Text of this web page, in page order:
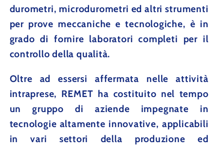
durometri, microdurometri ed altri strumenti
per prove meccaniche e tecnologiche, è in
grado di fornire laboratori completi per il
controllo della qualità.
Oltre ad essersi affermata nelle attività
intraprese, REMET ha costituito nel tempo
un gruppo di aziende impegnate in
tecnologie altamente innovative, applicabili
in vari settori della produzione ed